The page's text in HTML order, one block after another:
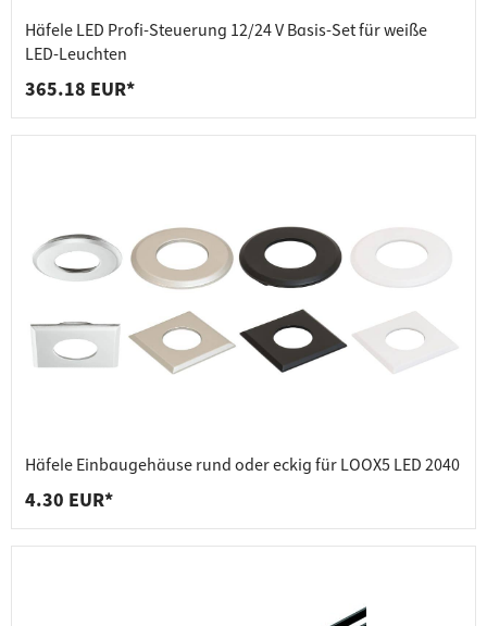
Häfele LED Profi-Steuerung 12/24 V Basis-Set für weiße
LED-Leuchten
365.18 EUR*
Häfele Einbaugehäuse rund oder eckig für LOOX5 LED 2040
4.30 EUR*